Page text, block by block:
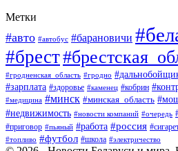
Метки
#авто #автобус #барановичи
#брест
#гродненская_область #гродно
#зарплата #здоровье #каменец #кобрин
#медицина #минск #минская_область
#недвижимость #новости компаний #очередь
#приговор #пьяный #работа #россия
#топливо #футбол #школа #электричество